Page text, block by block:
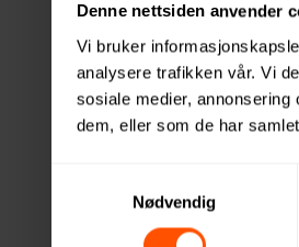
Denne nettsiden anvender
Vi bruker
analysere trafikken vår. Vi
sosiale medier,
dem, eller som de har
Nødvendig
JULEGAVER
Våre